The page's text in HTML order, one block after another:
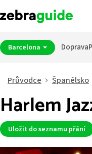
Barcelona Doprava
Průvodce Španělsko
Harlem
Uložit do seznamu přání